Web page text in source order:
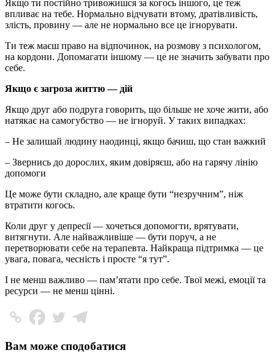
Якщо ти постійно тривожишся за когось іншого, це теж
впливає на тебе. Нормально відчувати втому, дратівливість,
злість, провину — але не нормально все це ігнорувати.
Ти теж маєш право на відпочинок, на розмову з психологом,
на кордони. Допомагати іншому — це не значить забувати про
себе.
Якщо є загроза життю — дій
Якщо друг або подруга говорить, що більше не хоче жити, або
натякає на самогубство — не ігноруй. У таких випадках:
– Не залишай людину наодинці, якщо бачиш, що стан важкий
– Звернись до дорослих, яким довіряєш, або на гарячу лінію
допомоги
Це може бути складно, але краще бути “незручним”, ніж
втратити когось.
Коли друг у депресії — хочеться допомогти, врятувати,
витягнути. Але найважливіше — бути поруч, а не
перетворювати себе на терапевта. Найкраща підтримка — це
увага, повага, чесність і просте “я тут”.
І не менш важливо — пам’ятати про себе. Твої межі, емоції та
ресурси — не менш цінні.
Вам може сподобатися